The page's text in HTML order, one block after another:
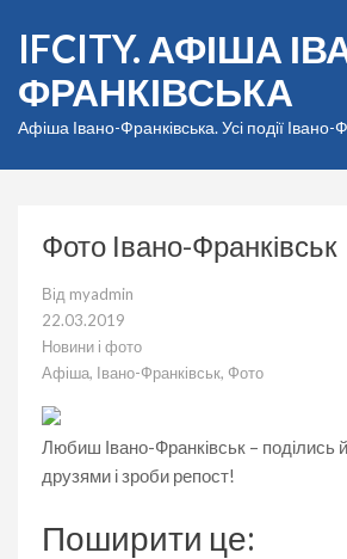
вмісту
(натисніть
Enter)
IFCITY. АФІША
ФРАНКІВСЬКА
Афіша Івано-Франківська. Усі події Івано-
Фото Івано-Франківськ
Від myadmin
22.03.2019
Новини і фото
Афіша, Івано-Франківськ, Фото
Любиш Івано-Франківськ – поділись
друзями і зроби репост!
Поширити це: